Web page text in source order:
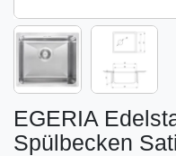
EGERIA
Spülbecken